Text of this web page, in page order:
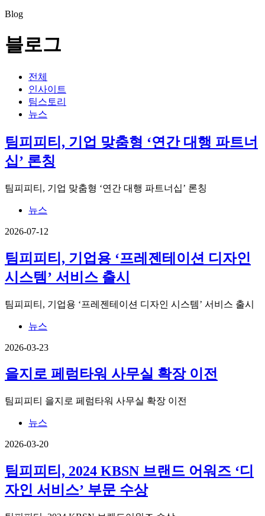
Blog
블로그
전체
인사이트
팀스토리
뉴스
팀피피티, 기업 맞춤형 ‘연간 대행 파트너
십’ 론칭
팀피피티, 기업 맞춤형 ‘연간 대행 파트너십’ 론칭
뉴스
2026-07-12
팀피피티, 기업용 ‘프레젠테이션 디자인
시스템’ 서비스 출시
팀피피티, 기업용 ‘프레젠테이션 디자인 시스템’ 서비스 출시
뉴스
2026-03-23
을지로 페럼타워 사무실 확장 이전
팀피피티 을지로 페럼타워 사무실 확장 이전
뉴스
2026-03-20
팀피피티, 2024 KBSN 브랜드 어워즈 ‘디
자인 서비스’ 부문 수상